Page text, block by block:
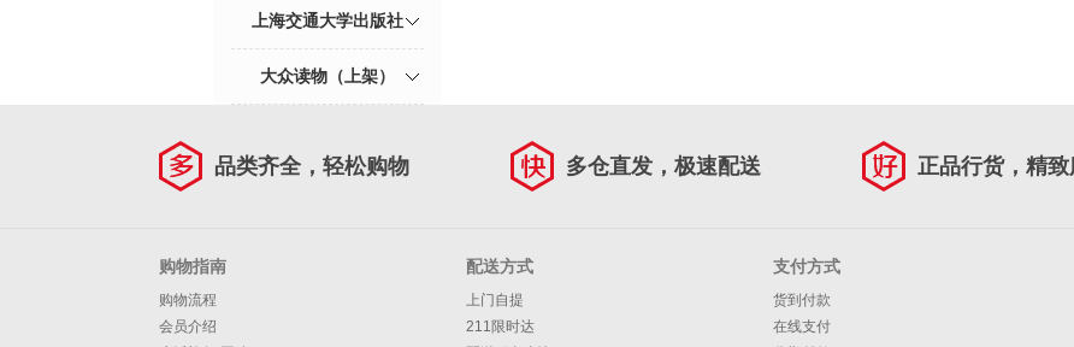
上海交通大学出版社
大众读物（上架）
品类齐全，轻松购物 多仓直发，极速配送 正品行货，精致
购物指南
购物流程
会员介绍
配送方式
上门自提
211限时达
支付方式
货到付款
在线支付